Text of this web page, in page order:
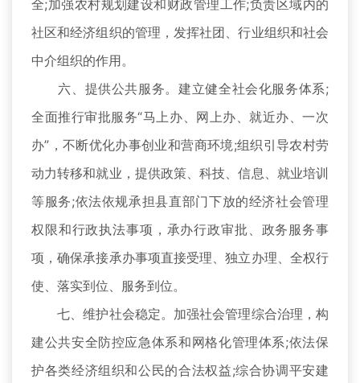
全;加强农村规划建设和财政管理工作;负责区域内的
社区和经济组织的管理，发挥社团、行业组织和社会
中介组织的作用。
六、提供公共服务。建立健全社会化服务体系;
全面推行审批服务“马上办、网上办、就近办、一次
办”，不断优化办事创业和营商环境;组织引导农村劳
动力转移和就业，提供政策、科技、信息、就业培训
等服务;依法依规承担县直部门下放的经济社会管理
权限和行政执法事项，承办行政审批、政务服务事
项，确保承接承办事项直接受理、独立办理、全权行
使、落实到位、服务到位。
七、维护社会稳定。加强社会管理综合治理，构
建公共安全防控应急体系和网格化管理体系;依法保
护各类经济组织和公民的合法权益;综合协调平安建